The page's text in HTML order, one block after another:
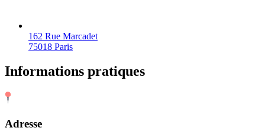
162 Rue Marcadet
75018 Paris
Informations pratiques
Adresse